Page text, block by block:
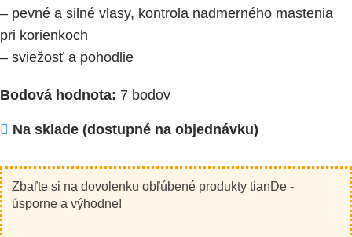
– pevné a silné vlasy, kontrola nadmerného mastenia
pri korienkoch
– sviežosť a pohodlie
Bodová hodnota: 7 bodov
Na sklade (dostupné na objednávku)
Zbaľte si na dovolenku obľúbené produkty tianDe -
úsporne a výhodne!